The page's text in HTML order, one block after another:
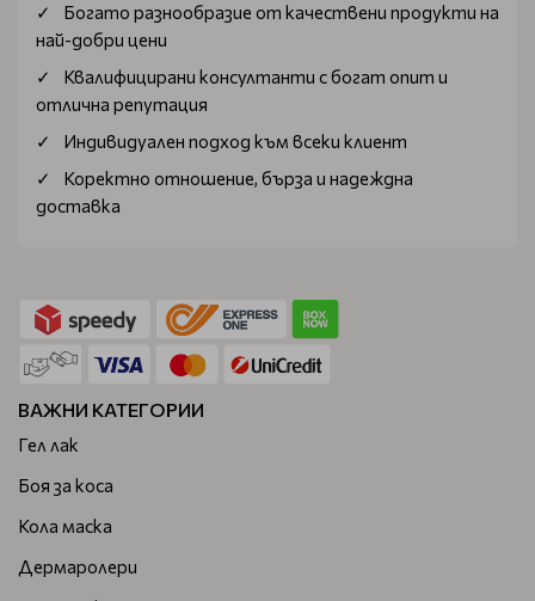
Богатo разнообразие от качествени продукти на
най-добри цени
Квалифицирани консултанти с богат опит и
отлична репутация
Индивидуален подход към всеки клиент
Коректно отношение, бърза и надеждна
доставка
ВАЖНИ КАТЕГОРИИ
Гел лак
Боя за коса
Кола маска
Дермаролери